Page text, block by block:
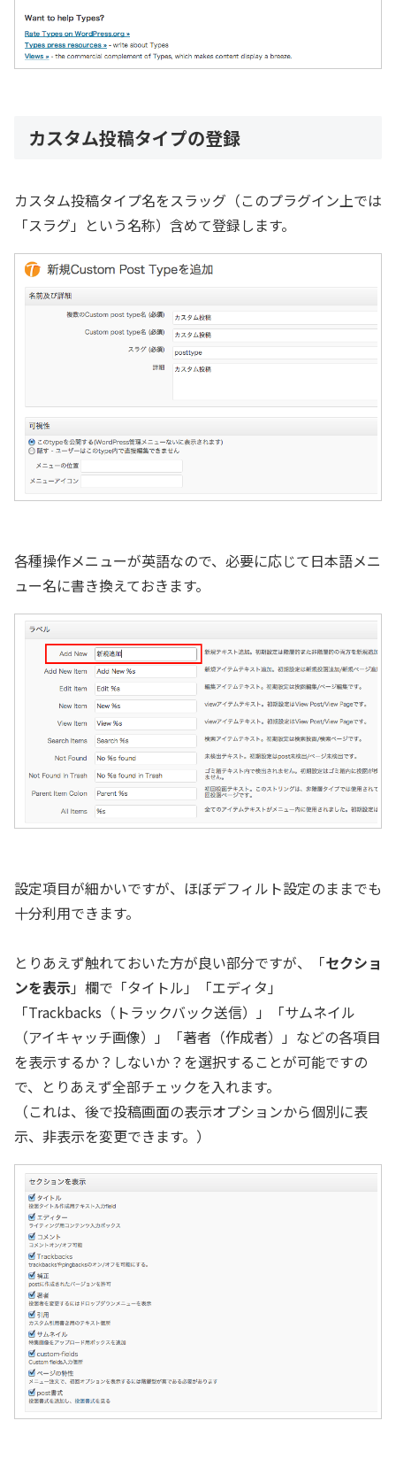
カスタム投稿タイプの登録
カスタム投稿タイプ名をスラッグ（このプラグイン上では
「スラグ」という名称）含めて登録します。
各種操作メニューが英語なので、必要に応じて日本語メニ
ュー名に書き換えておきます。
設定項目が細かいですが、ほぼデフィルト設定のままでも
十分利用できます。
とりあえず触れておいた方が良い部分ですが、「セクショ
ンを表示」欄で「タイトル」「エディタ」
「Trackbacks（トラックバック送信）」「サムネイル
（アイキャッチ画像）」「著者（作成者）」などの各項目
を表示するか？しないか？を選択することが可能ですの
で、とりあえず全部チェックを入れます。
（これは、後で投稿画面の表示オプションから個別に表
示、非表示を変更できます。）